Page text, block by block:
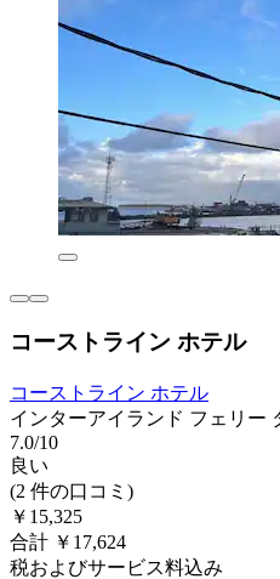
コーストライン ホテル
コーストライン ホテル
インターアイランド フェリー
7.0/10
良い
(2 件の口コミ)
￥15,325
合計 ￥17,624
税およびサービス料込み